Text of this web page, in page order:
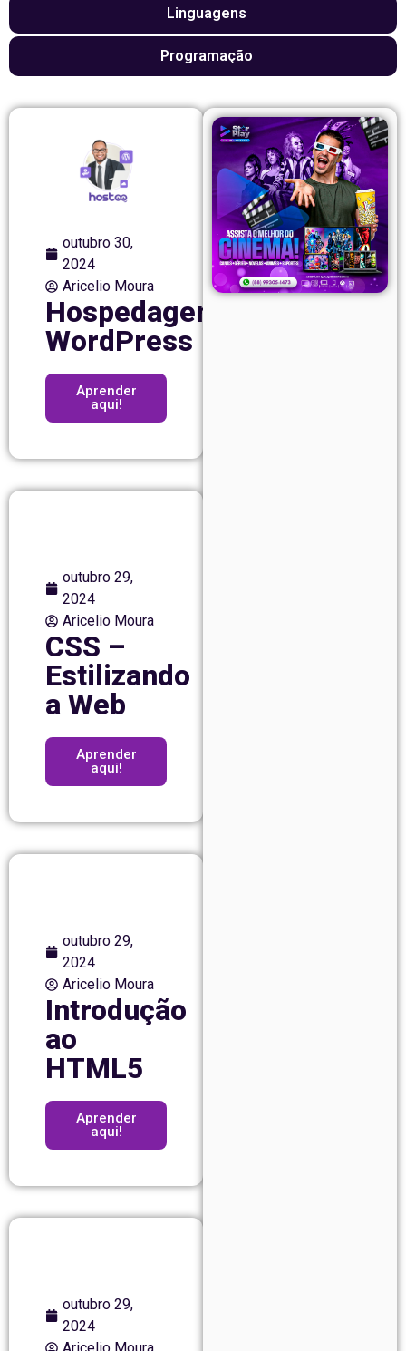
Linguagens
Programação
outubro 30,
2024
Aricelio Moura
Hospedagem
WordPress
Aprender
aqui!
outubro 29,
2024
Aricelio Moura
CSS –
Estilizando
a Web
Aprender
aqui!
outubro 29,
2024
Aricelio Moura
Introdução
ao
HTML5
Aprender
aqui!
outubro 29,
2024